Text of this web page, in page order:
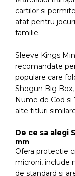
cartilor si
atat pentru
familie.
Sleeve Kings
recomandate
populare care
Shogun Big Box,
Nume de Cod
alte titluri
De ce sa alegi
mm
Ofera protectie
microni, include
de standard si